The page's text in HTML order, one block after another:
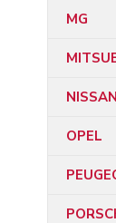
MG
NISSAN
OPEL